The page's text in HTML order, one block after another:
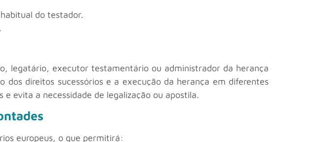
do testador.
legatário, executor testamentário ou administrador da herança
direitos sucessórios e a execução da herança em diferentes
evita a necessidade de legalização ou apostila.
europeus, o que permitirá: